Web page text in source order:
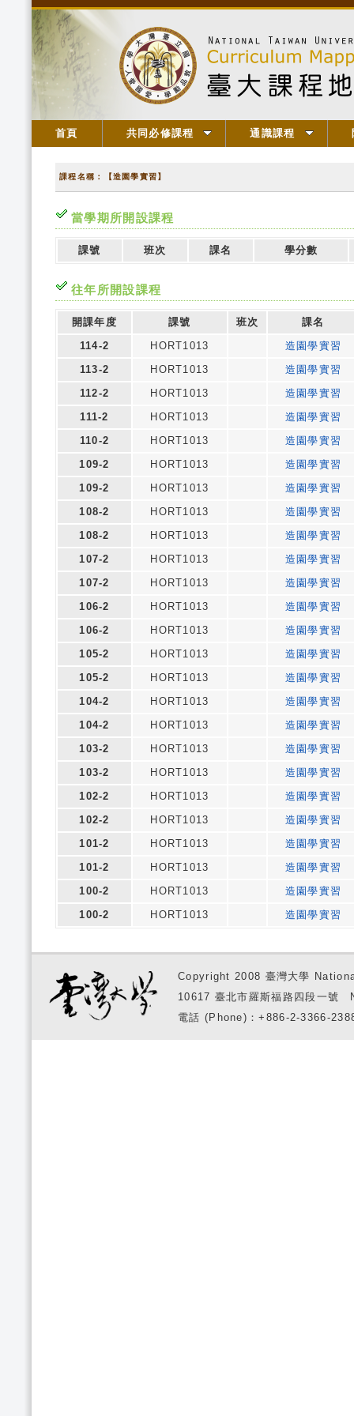
首頁 共同必修課程 通識課程
課程名稱：【造園學實習】
當學期所開設課程
課號 班次 課名 學分數
往年所開設課程
開課年度 課號 班次
課名
114-2
HORT1013
造園學實習
113-2
HORT1013
造園學實習
112-2
HORT1013
造園學實習
111-2
HORT1013
造園學實習
110-2
HORT1013
造園學實習
109-2
HORT1013
造園學實習
109-2
HORT1013
造園學實習
108-2
HORT1013
造園學實習
108-2
HORT1013
造園學實習
107-2
HORT1013
造園學實習
107-2
HORT1013
造園學實習
106-2
HORT1013
造園學實習
106-2
HORT1013
造園學實習
105-2
HORT1013
造園學實習
105-2
HORT1013
造園學實習
104-2
HORT1013
造園學實習
104-2
HORT1013
造園學實習
103-2
HORT1013
造園學實習
103-2
HORT1013
造園學實習
102-2
HORT1013
造園學實習
102-2
HORT1013
造園學實習
101-2
HORT1013
造園學實習
101-2
HORT1013
造園學實習
100-2
HORT1013
造園學實習
100-2
HORT1013 造園學實習
Copyright 2008 臺灣大學
10617 臺北市羅斯福路四段一
電話 (Phone)：+886-2-3366-